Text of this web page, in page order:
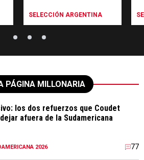
resultado"
SELECCIÓN ARGENTINA
PÁGINA MILLONARIA
los dos refuerzos que Coudet
afuera de la Sudamericana
2026 77